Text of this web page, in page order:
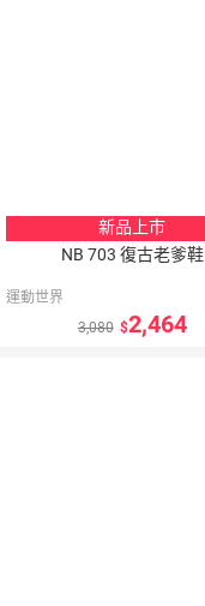
新品上市
NB 703 復古老爹鞋
運動世界
3,080
2,464